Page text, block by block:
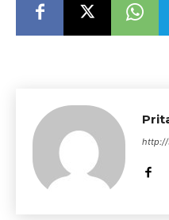
http://